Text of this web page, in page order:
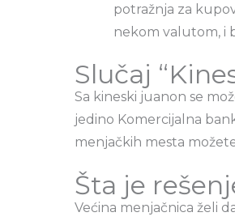
potražnja za
nekom valutom, i
Slučaj
Sa kineski juanon se
jedino Komercijalna
menjačkih mesta
Šta je
Većina menjačnica želi